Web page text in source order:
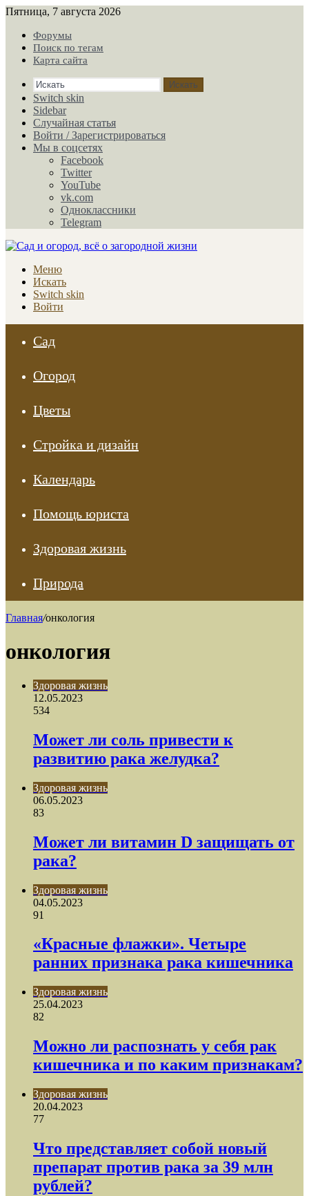
Пятница, 7 августа 2026
Форумы
Поиск по тегам
Карта сайта
Искать
Switch skin
Sidebar
Случайная статья
Войти / Зарегистрироваться
Мы в соцсетях
Facebook
Twitter
YouTube
vk.com
Одноклассники
Telegram
Меню
Искать
Switch skin
Войти
Сад
Огород
Цветы
Стройка и дизайн
Календарь
Помощь юриста
Здоровая жизнь
Природа
Главная/онкология
онкология
Здоровая жизнь
12.05.2023
534
Может ли соль привести к
развитию рака желудка?
Здоровая жизнь
06.05.2023
83
Может ли витамин D защищать от
рака?
Здоровая жизнь
04.05.2023
91
«Красные флажки». Четыре
ранних признака рака кишечника
Здоровая жизнь
25.04.2023
82
Можно ли распознать у себя рак
кишечника и по каким признакам?
Здоровая жизнь
20.04.2023
77
Что представляет собой новый
препарат против рака за 39 млн
рублей?